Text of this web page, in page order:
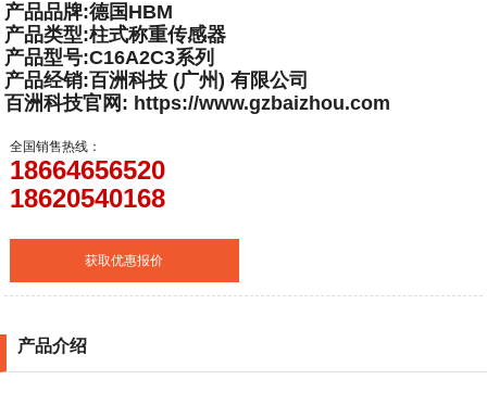
产品品牌:德国HBM
产品类型:柱式称重传感器
产品型号:C16A2C3系列
产品经销:百洲科技 (广州) 有限公司
百洲科技官网: https://www.gzbaizhou.com
全国销售热线：
18664656520
18620540168
获取优惠报价
产品介绍